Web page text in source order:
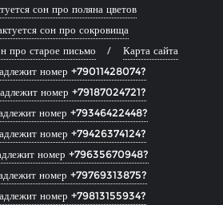
сон про поляна цветов
сон про сокровища
про старое письмо
Карта сайта
номер +79011428074?
номер +79187024721?
номер +79346422448?
номер +79426374124?
номер +79635670948?
номер +79769313875?
номер +79813155934?